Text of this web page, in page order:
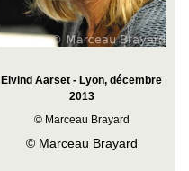
Eivind Aarset - Lyon, décembre
2013
© Marceau Brayard
© Marceau Brayard